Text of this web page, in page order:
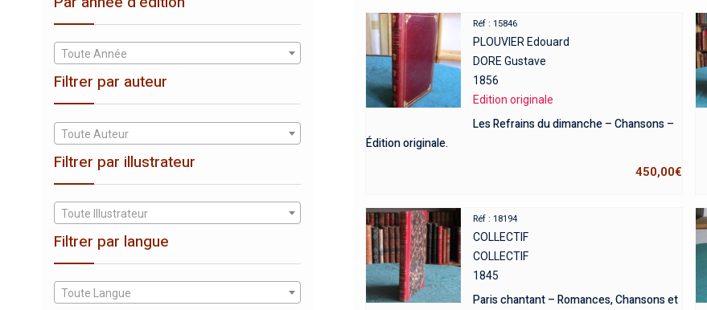
Réf : 15846
PLOUVIER Edouard
DORE Gustave
1856
Edition originale
Les Refrains du dimanche – Chansons –
Édition originale.
450,00€
Réf : 18194
COLLECTIF
COLLECTIF
1845
Paris chantant – Romances, Chansons et
Toute Année
Filtrer par auteur
Toute Auteur
Filtrer par illustrateur
Toute Illustrateur
Filtrer par langue
Toute Langue